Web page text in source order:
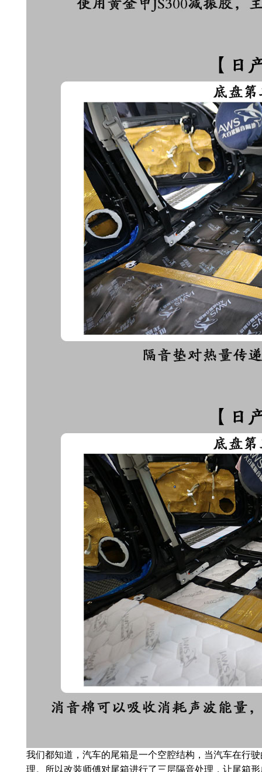
我们都知道，汽车的尾箱是一个空腔结构，当汽车在行
理。所以改装师傅对尾箱进行了三层隔音处理，让尾箱